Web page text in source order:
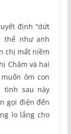
định “dứt
thể như anh
chị mất niềm
Châm và hai
ôm con
tình sau này
gọi điện đến
lo lắng cho